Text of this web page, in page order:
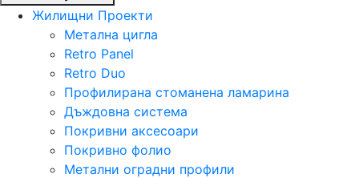
Жилищни Проекти
Метална цигла
Retro Panel
Retro Duo
Профилирана стоманена ламарина
Дъждовна система
Покривни аксесоари
Покривно фолио
Метални оградни профили